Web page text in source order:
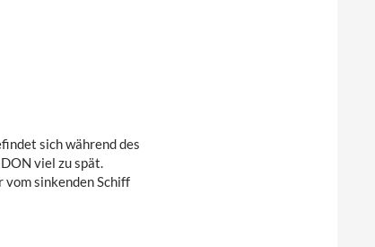
sich während des
viel zu spät.
sinkenden Schiff